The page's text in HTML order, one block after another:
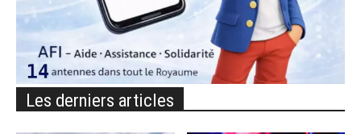
Les derniers articles